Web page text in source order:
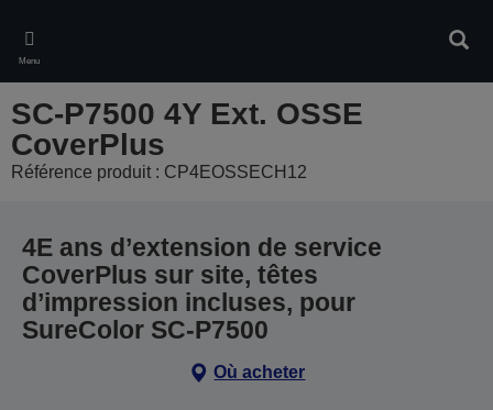
main
content
Menu
SC-P7500 4Y Ext. OSSE
CoverPlus
Référence produit : CP4EOSSECH12
4E ans d’extension de service
CoverPlus sur site, têtes
d’impression incluses, pour
SureColor SC-P7500
Où acheter